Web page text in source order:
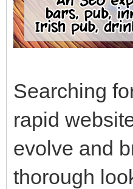
Searching
rapid
evolve and
thorough